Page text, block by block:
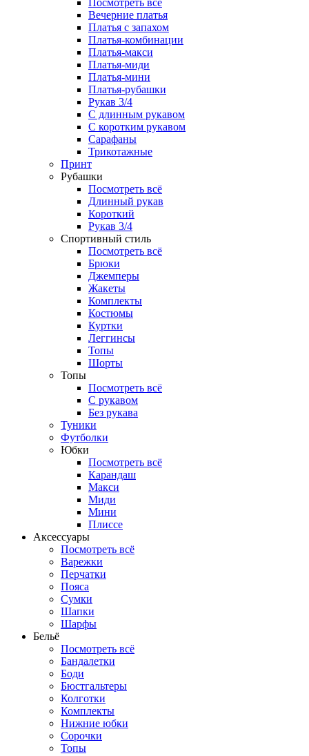
Вечерние платья
Платья с запахом
Платья-комбинации
Платья-макси
Платья-миди
Платья-мини
Платья-рубашки
Рукав 3/4
С длинным рукавом
С коротким рукавом
Сарафаны
Трикотажные
Принт
Рубашки
Посмотреть всё
Длинный рукав
Короткий
Рукав 3/4
Спортивный стиль
Посмотреть всё
Брюки
Джемперы
Жакеты
Комплекты
Костюмы
Куртки
Леггинсы
Топы
Шорты
Топы
Посмотреть всё
C рукавом
Без рукава
Туники
Футболки
Юбки
Посмотреть всё
Карандаш
Макси
Миди
Мини
Плиссе
Аксессуары
Посмотреть всё
Варежки
Перчатки
Пояса
Сумки
Шапки
Шарфы
Бельё
Посмотреть всё
Бандалетки
Боди
Бюстгальтеры
Колготки
Комплекты
Нижние юбки
Сорочки
Топы